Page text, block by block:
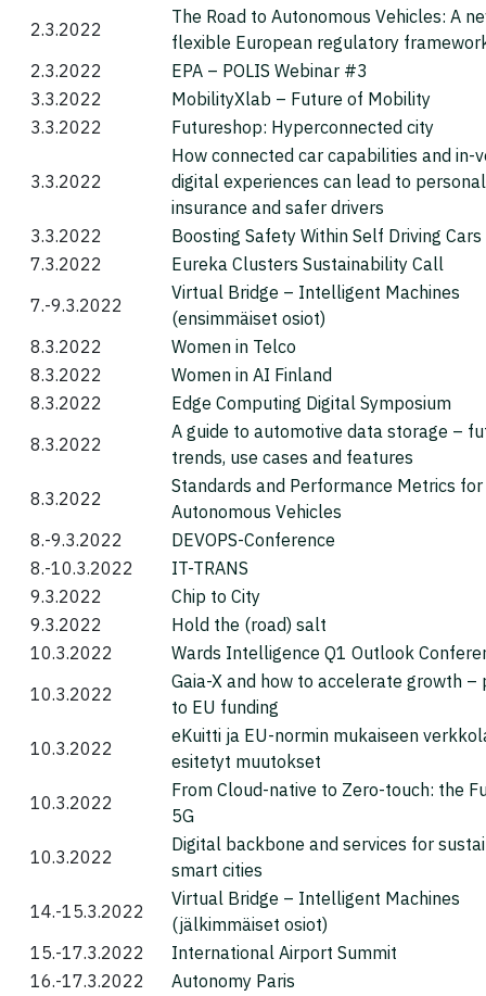
2.3.2022
The Road to Autonomous Vehicles: A
flexible European regulatory
2.3.2022
EPA – POLIS Webinar #3
3.3.2022
MobilityXlab – Future of Mobility
3.3.2022
Futureshop: Hyperconnected city
3.3.2022
How connected car capabilities and in-
digital experiences can lead to
insurance and safer drivers
3.3.2022
Boosting Safety Within Self Driving Cars
7.3.2022
Eureka Clusters Sustainability Call
7.-9.3.2022
Virtual Bridge – Intelligent Machines
(ensimmäiset osiot)
8.3.2022
Women in Telco
8.3.2022
Women in AI Finland
8.3.2022
Edge Computing Digital Symposium
8.3.2022
A guide to automotive data storage –
trends, use cases and features
8.3.2022
Standards and Performance Metrics for
Autonomous Vehicles
8.-9.3.2022
DEVOPS-Conference
8.-10.3.2022
IT-TRANS
9.3.2022
Chip to City
9.3.2022
Hold the (road) salt
10.3.2022
Wards Intelligence Q1 Outlook
10.3.2022
Gaia-X and how to accelerate growth –
to EU funding
10.3.2022
eKuitti ja EU-normin mukaiseen
esitetyt muutokset
10.3.2022
From Cloud-native to Zero-touch: the
5G
10.3.2022
Digital backbone and services for
smart cities
14.-15.3.2022
Virtual Bridge – Intelligent Machines
(jälkimmäiset osiot)
15.-17.3.2022
International Airport Summit
16.-17.3.2022
Autonomy Paris